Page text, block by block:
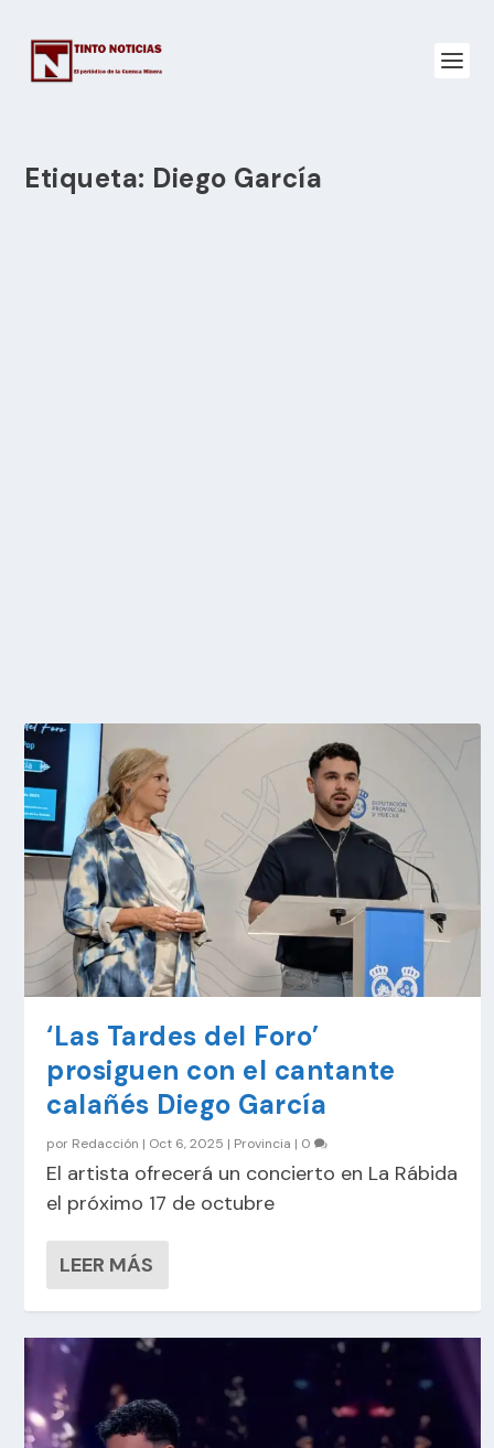
Etiqueta: Diego García
‘Las Tardes del Foro’
prosiguen con el cantante
calañés Diego García
por Redacción | Oct 6, 2025 | Provincia | 0
El artista ofrecerá un concierto en La Rábida
el próximo 17 de octubre
LEER MÁS